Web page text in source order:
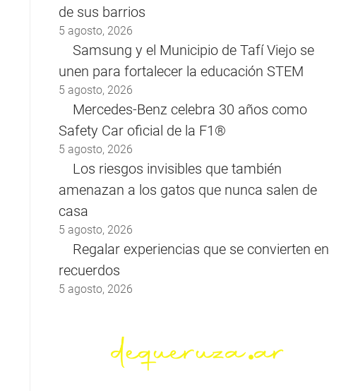
de sus barrios
5 agosto, 2026
Samsung y el Municipio de Tafí Viejo se
unen para fortalecer la educación STEM
5 agosto, 2026
Mercedes-Benz celebra 30 años como
Safety Car oficial de la F1®
5 agosto, 2026
Los riesgos invisibles que también
amenazan a los gatos que nunca salen de
casa
5 agosto, 2026
Regalar experiencias que se convierten en
recuerdos
5 agosto, 2026